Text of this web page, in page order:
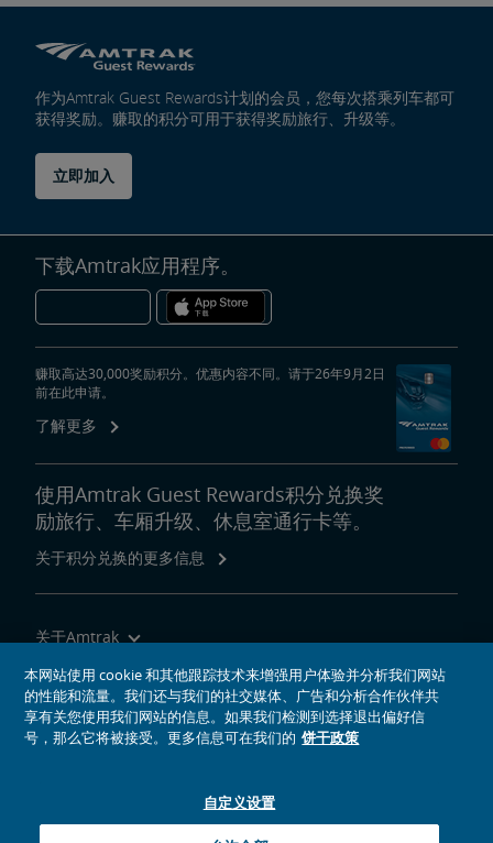
作为Amtrak Guest Rewards计划的会员，您每次搭乘列车都可
获得奖励。赚取的积分可用于获得奖励旅行、升级等。
立即加入
下载Amtrak应用程序。
赚取高达30,000奖励积分。优惠内容不同。请于26年9月2日
前在此申请。
了解更多
使用Amtrak Guest Rewards积分兑换奖
励旅行、车厢升级、休息室通行卡等。
关于积分兑换的更多信息
关于Amtrak
乘坐Amtrak列车旅行
网站工具
Amtrak的Facebook主页将在新窗口中打开
Amtrak的Twitter主页将在新窗口中打开
Amtrak的Instagram主页将在新窗口中打开
Amtrak的Linkedin主页将在新窗口中打开
Amtrak的YouTube主页将在新窗口中打开
Pinterest将在新窗口中打开
本网站使用 cookie 和其他跟踪技术来增强用户体验并分析我们网站
的性能和流量。我们还与我们的社交媒体、广告和分析合作伙伴共
享有关您使用我们网站的信息。如果我们检测到选择退出偏好信
号，那么它将被接受。更多信息可在我们的 饼干政策
自定义设置